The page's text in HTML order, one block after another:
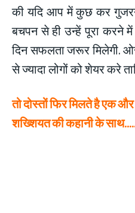
की यदि आप में कुछ कर
बचपन से ही उन्हें पूरा करने
दिन सफलता जरूर मिलेगी.
से ज्यादा लोगों को शेयर करे
तो दोस्तों फिर मिलते है एक
शख्शियत की कहानी के